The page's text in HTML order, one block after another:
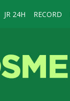
JR 24H RECORD